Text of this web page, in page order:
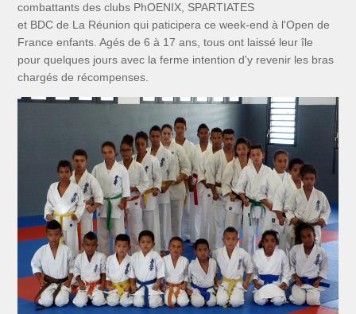
combattants des clubs PhOENIX, SPARTIATES
et BDC de La Réunion qui paticipera ce week-end à l'Open de
France enfants. Agés de 6 à 17 ans, tous ont laissé leur île
pour quelques jours avec la ferme intention d'y revenir les bras
chargés de récompenses.